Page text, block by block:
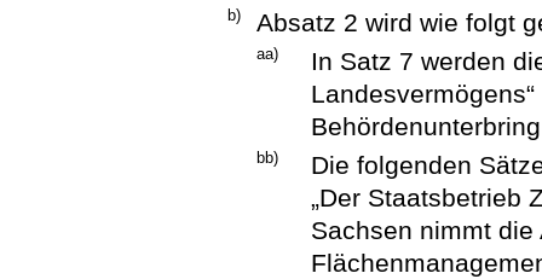
b) Absatz 2 wird wie folgt
aa)
In Satz 7 werden
bb)
Die folgenden
„Der Staatsbetrieb
Sachsen nimmt